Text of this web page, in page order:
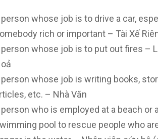
person whose job is to drive a car,
rich or important – Tài Xế
person whose job is to put out fires –
person whose job is writing books,
etc. – Nhà Văn
person who is employed at a beach or
pool to rescue people who